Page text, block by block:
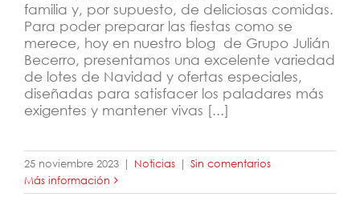
familia y, por supuesto, de deliciosas comidas.
Para poder preparar las fiestas como se
merece, hoy en nuestro blog de Grupo Julián
Becerro, presentamos una excelente variedad
de lotes de Navidad y ofertas especiales,
diseñadas para satisfacer los paladares más
exigentes y mantener vivas [...]
25 noviembre 2023 | Noticias | Sin comentarios
Más información